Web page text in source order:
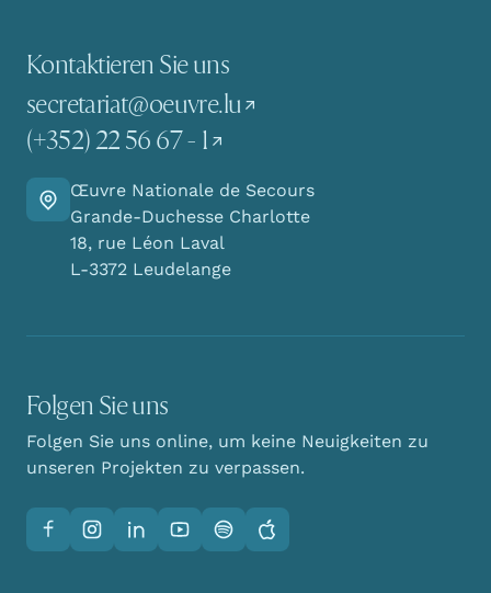
Kontaktieren Sie uns
secretariat@oeuvre.lu
(+352) 22 56 67 - 1
Finden Sie den Weg zu uns
Œuvre Nationale de Secours
Grande-Duchesse Charlotte
18, rue Léon Laval
L-3372 Leudelange
Folgen Sie uns
Folgen Sie uns online, um keine Neuigkeiten zu
unseren Projekten zu verpassen.
FacebookInstagramLinkedInYouTubeSpotifyApple